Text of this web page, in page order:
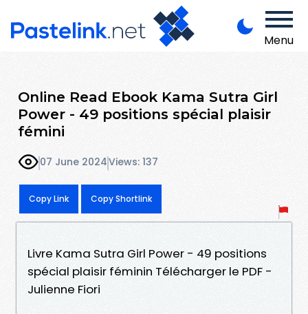
Menu
Online Read Ebook Kama Sutra Girl
Power - 49 positions spécial plaisir
fémini
07 June 2024Views: 137
Copy Link Copy Shortlink
Livre Kama Sutra Girl Power - 49 positions
spécial plaisir féminin Télécharger le PDF -
Julienne Fiori